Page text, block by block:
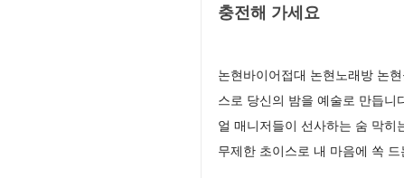
충전해 가세요
논현바이어접대 논현노래방 논
스로 당신의 밤을 예술로 만듭
얼 매니저들이 선사하는 숨 막
무제한 초이스로 내 마음에 쏙